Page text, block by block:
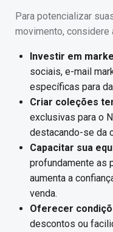
Para potencializar
movimento,
Investir em
sociais, e-mail
específicas para
Criar coleções
exclusivas para o
destacando-se da
Capacitar sua
profundamente as
aumenta a
venda.
Oferecer
descontos ou